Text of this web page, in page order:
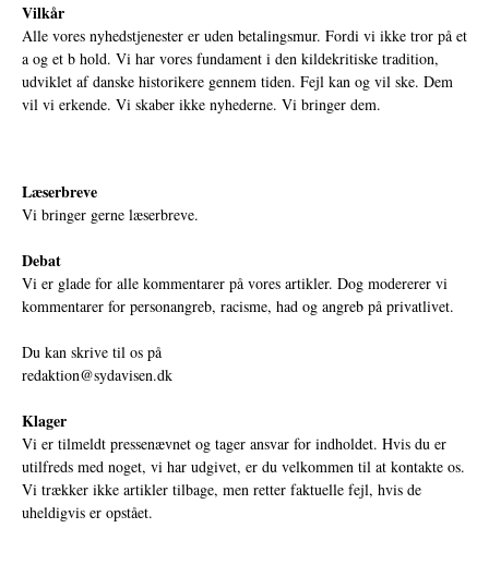
Vilkår
Alle vores nyhedstjenester er uden betalingsmur. Fordi vi ikke tror på et
a og et b hold. Vi har vores fundament i den kildekritiske tradition,
udviklet af danske historikere gennem tiden. Fejl kan og vil ske. Dem
vil vi erkende. Vi skaber ikke nyhederne. Vi bringer dem.
Læserbreve
Vi bringer gerne læserbreve.
Debat
Vi er glade for alle kommentarer på vores artikler. Dog modererer vi
kommentarer for personangreb, racisme, had og angreb på privatlivet.
Du kan skrive til os på
redaktion@sydavisen.dk
Klager
Vi er tilmeldt pressenævnet og tager ansvar for indholdet. Hvis du er
utilfreds med noget, vi har udgivet, er du velkommen til at kontakte os.
Vi trækker ikke artikler tilbage, men retter faktuelle fejl, hvis de
uheldigvis er opstået.